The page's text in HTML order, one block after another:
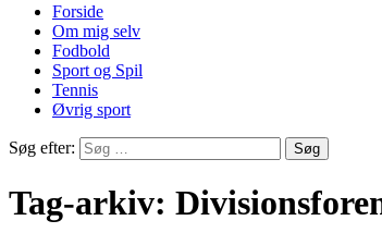
Forside
Om mig selv
Fodbold
Sport og Spil
Tennis
Øvrig sport
Søg efter:
Tag-arkiv: